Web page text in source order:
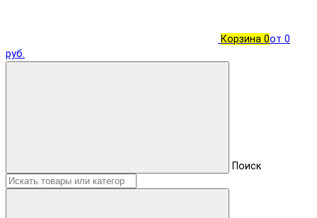
Корзина 0от 0
руб.
Поиск